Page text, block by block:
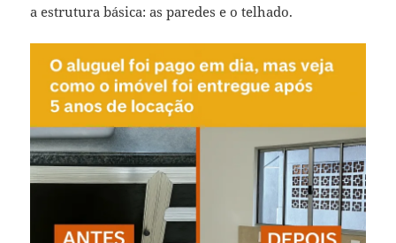
a estrutura básica: as paredes e o telhado.